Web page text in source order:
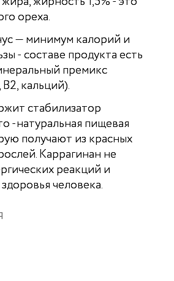
ореха.
— минимум калорий и
- составе продукта есть
премикс
кальций).
стабилизатор
-натуральная пищевая
получают из красных
Каррагинан не
реакций и
человека.